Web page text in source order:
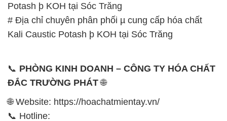
chiều: từ 12h30 đến 17h
Thứ 7: Buổi sáng: từ 8h đến 11h – Buổi chiều: từ
Chủ nhật: Nghỉ chủ nhật hàng tuần
Chúng tôi rất trân trọng thời gian và cam kết tuân
thủ giờ làm việc để đảm bảo sự hỗ trợ tốt nhất cho
khách hàng và đảm bảo hiệu suất công việc cao